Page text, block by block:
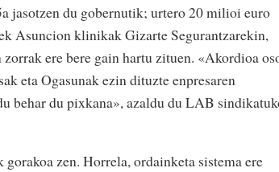
jasotzen du gobernutik; urtero 20 milioi euro
Asuncion klinikak Gizarte Segurantzarekin,
ere bere gain hartu zituen. «Akordioa
eta Ogasunak ezin dituzte enpresaren
behar du pixkana», azaldu du LAB
zen. Horrela, ordainketa sistema ere